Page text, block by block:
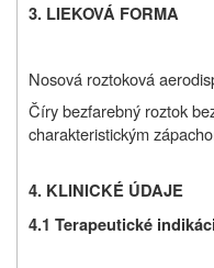
3. LIEKOVÁ FORMA
Nosová roztoková
Číry bezfarebný roztok
charakteristickým
4. KLINICKÉ ÚDAJE
4.1 Terapeutické